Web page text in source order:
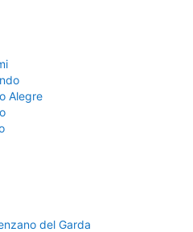
Alegre
del Garda